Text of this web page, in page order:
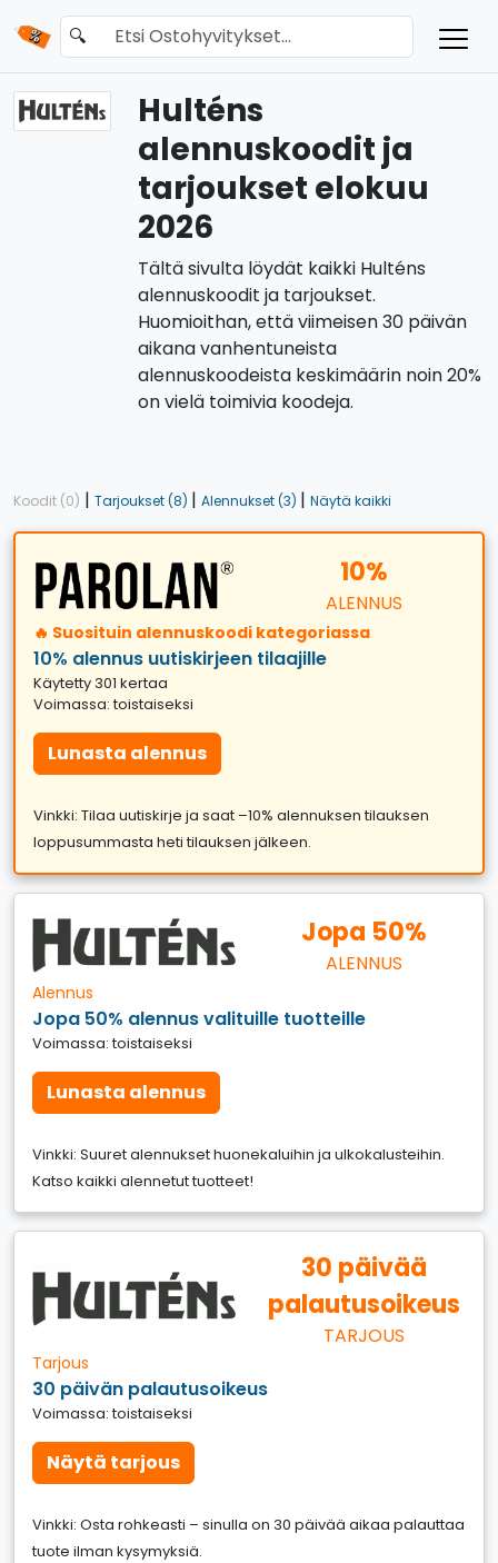
🔍
Hulténs
alennuskoodit ja
tarjoukset elokuu
2026
Tältä sivulta löydät kaikki Hulténs
alennuskoodit ja tarjoukset.
Huomioithan, että viimeisen 30 päivän
aikana vanhentuneista
alennuskoodeista keskimäärin noin 20%
on vielä toimivia koodeja.
Koodit (0) | Tarjoukset (8) | Alennukset (3) | Näytä kaikki
10%
ALENNUS
🔥 Suosituin alennuskoodi kategoriassa
10% alennus uutiskirjeen tilaajille
Käytetty 301 kertaa
Voimassa: toistaiseksi
Lunasta alennus
Vinkki: Tilaa uutiskirje ja saat –10% alennuksen tilauksen
loppusummasta heti tilauksen jälkeen.
Jopa 50%
ALENNUS
Alennus
Jopa 50% alennus valituille tuotteille
Voimassa: toistaiseksi
Lunasta alennus
Vinkki: Suuret alennukset huonekaluihin ja ulkokalusteihin.
Katso kaikki alennetut tuotteet!
30 päivää
palautusoikeus
TARJOUS
Tarjous
30 päivän palautusoikeus
Voimassa: toistaiseksi
Näytä tarjous
Vinkki: Osta rohkeasti – sinulla on 30 päivää aikaa palauttaa
tuote ilman kysymyksiä.